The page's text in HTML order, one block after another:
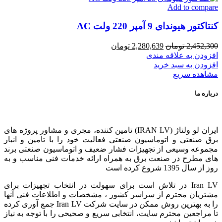
Add to compare
کنتاکتور هیوندای 9 آمپر 220 ولت AC
2,452,300 تومان قیمت
اصلی
2,280,639 تومان
افزودن به علاقه مندی
افزودن به سبد خرید
مشاهده سریع
درباره ما
ایران لو ولتاژ (IRAN LV) تامین کننده، مجری و مشاور پروژه های
برق صنعتی و اتوماسیون صنعتی فعالیت خود را با تامین و انبار
مجموعه وسیعی از تجهیزات فشار ضعیف و اتوماسیون صنعتی برند
های مطرح در صنعت برق به همراه ارائه خدمات فنی مناسب و به
روز از سال 1395 شروع کرده است
Iran LV در تلاش است برای سهولت در انتخاب تجهیزات برای
مشتریان محترم از سراسر کشور ، مشخصات و اطلاعات فنی آنها
را به بهترین روش ممکن در سایت شرکت Iran LV جمع آوری کرده
تا مراجعین محترم سایت، انتخابی سریع و صحیحی را با توجه به نیاز